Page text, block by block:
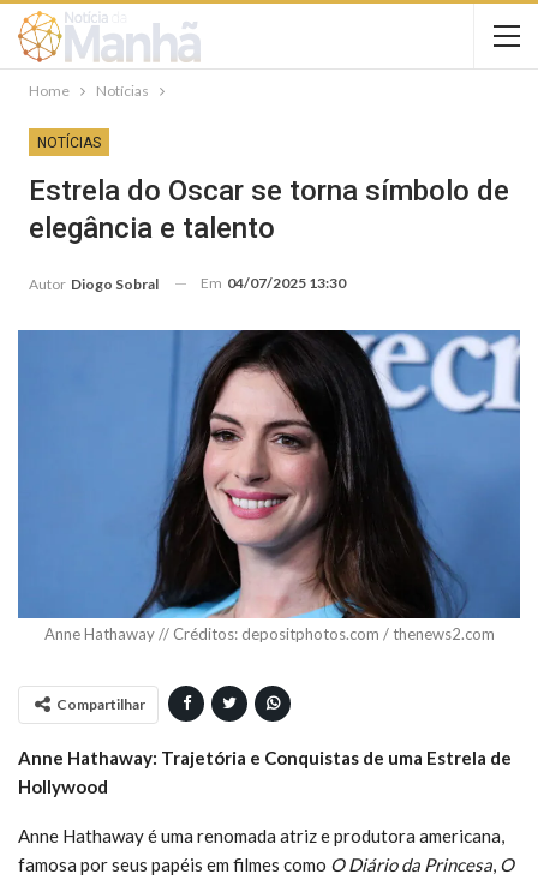
Home Notícias
NOTÍCIAS
Estrela do Oscar se torna símbolo de
elegância e talento
Autor Diogo Sobral Em 04/07/2025 13:30
Anne Hathaway // Créditos: depositphotos.com / thenews2.com
Compartilhar
Anne Hathaway: Trajetória e Conquistas de uma Estrela de
Hollywood
Anne Hathaway é uma renomada atriz e produtora americana,
famosa por seus papéis em filmes como O Diário da Princesa, O